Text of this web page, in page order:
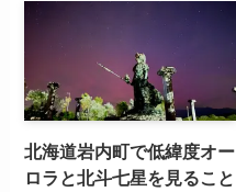
北海道岩内町で低緯度オー
ロラと北斗七星を見ること